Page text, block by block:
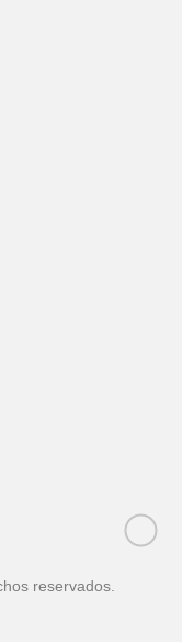
reservados.